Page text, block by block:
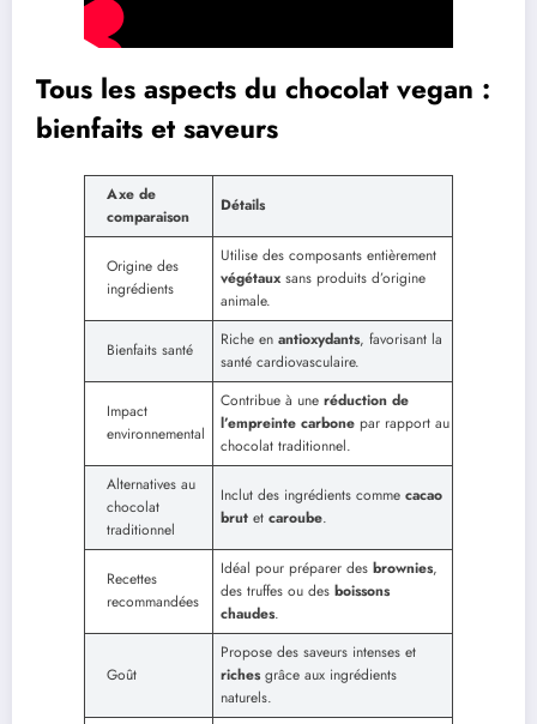
Tous les aspects du chocolat vegan :
bienfaits et saveurs
Axe de
comparaison
Détails
Origine des
ingrédients
Utilise des composants entièrement
végétaux sans produits d’origine
animale.
Bienfaits santé Riche en antioxydants, favorisant la
santé cardiovasculaire.
Impact
environnemental
Contribue à une réduction de
l’empreinte carbone par rapport au
chocolat traditionnel.
Alternatives au
chocolat
traditionnel
Inclut des ingrédients comme cacao
brut et caroube.
Recettes
recommandées
Idéal pour préparer des brownies,
des truffes ou des boissons
chaudes.
Goût
Propose des saveurs intenses et
richesgrâce aux ingrédients
naturels.